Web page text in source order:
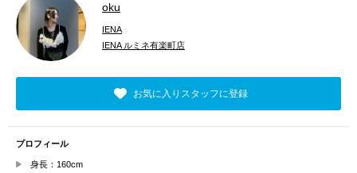
oku
IENA
IENA ルミネ有楽町店
お気に入りスタッフに登録
プロフィール
身長：160cm